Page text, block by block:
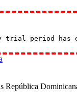
trial period has
República